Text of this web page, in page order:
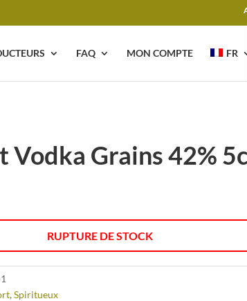
FAQ MON COMPTE FR
Vodka Grains 42%
RUPTURE DE STOCK
, Spiritueux